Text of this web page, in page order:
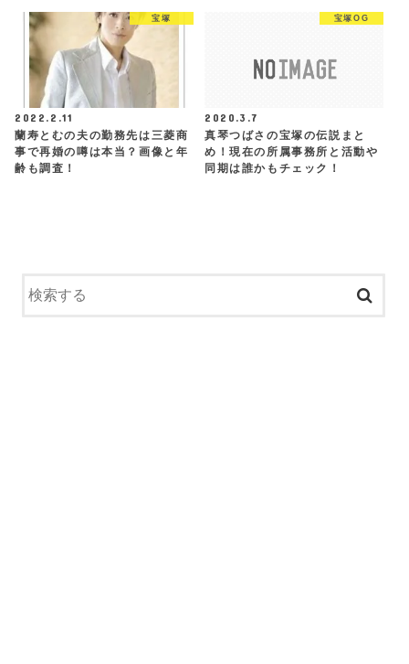
宝塚
2022.2.11
蘭寿とむの夫の勤務先は三菱商
事で再婚の噂は本当？画像と年
齢も調査！
宝塚OG
2020.3.7
真琴つばさの宝塚の伝説まと
め！現在の所属事務所と活動や
同期は誰かもチェック！